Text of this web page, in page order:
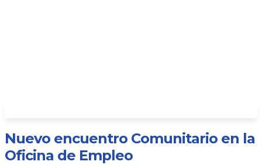
Nuevo encuentro Comunitario en la
Oficina de Empleo